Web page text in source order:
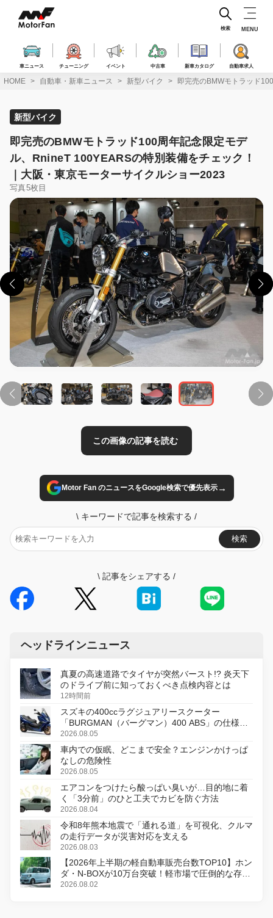
ス
車ニュース チューニング イベント 中古車 新車カタログ 自動車求人
検索 MENU
HOME 自動車・新車ニュース 新型バイク 即完売のBMWモトラッド
新型バイク
即完売のBMWモトラッド100周年記念限定モデ
ル、RnineT 100YEARSの特別装備をチェック！
｜大阪・東京モーターサイクルショー2023
写真5枚目
この画像の記事を読む
Motor Fan のニュースをGoogle検索で優先表示→
\ キーワードで記事を検索する /
検索
\ 記事をシェアする /
ヘッドラインニュース
真夏の高速道路でタイヤが突然バースト!? 炎天下
のドライブ前に知っておくべき点検内容とは
12時間前
スズキの400ccラグジュアリースクーター
「BURGMAN（バーグマン）400 ABS」の仕様を
変更し、8月18日に発売
2026.08.05
車内での仮眠、どこまで安全？エンジンかけっぱ
なしの危険性
2026.08.05
エアコンをつけたら酸っぱい臭いが…目的地に着
く「3分前」のひと工夫でカビを防ぐ方法
2026.08.04
令和8年熊本地震で「通れる道」を可視化、クルマ
の走行データが災害対応を支える
2026.08.03
【2026年上半期の軽自動車販売台数TOP10】ホン
ダ・N-BOXが10万台突破！軽市場で圧倒的な存在
感
2026.08.02